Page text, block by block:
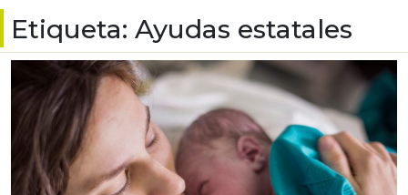
Etiqueta: Ayudas estatales